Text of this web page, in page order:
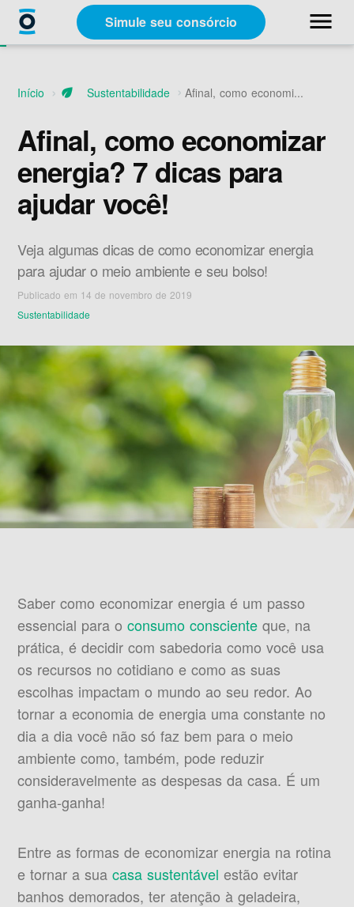
Simule seu consórcio menu
close
Categorias
Sobre a Racon
Início eco Sustentabilidade Afinal, como economi...
Afinal, como economizar
energia? 7 dicas para
ajudar você!
Veja algumas dicas de como economizar energia
para ajudar o meio ambiente e seu bolso!
Publicado em 14 de novembro de 2019
Sustentabilidade
Saber como economizar energia é um passo
essencial para oconsumo consciente que, na
prática, é decidir com sabedoria como você usa
os recursos no cotidiano e como as suas
escolhas impactam o mundo ao seu redor. Ao
tornar a economia de energia uma constante no
dia a dia você não só faz bem para o meio
ambiente como, também, pode reduzir
consideravelmente as despesas da casa. É um
ganha-ganha!
Entre as formas de economizar energia na rotina
e tornar a suacasa sustentável estão evitar
banhos demorados, ter atenção à geladeira,